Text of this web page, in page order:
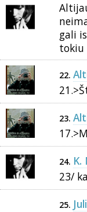
gali
tokiu
22.
23.
24. K.
23/
25.